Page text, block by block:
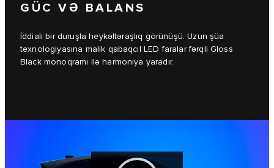
GÜC VƏ BALANS
İddialı bir duruşla heykəltəraşlıq görünüşü. Uzun şüa
texnologiyasına malik qabaqcıl LED faralar fərqli Gloss
Black monoqramı ilə harmoniya yaradır.